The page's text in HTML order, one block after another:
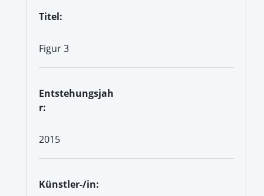
Titel:
Figur 3
Entstehungsjah
r:
2015
Künstler-/in: